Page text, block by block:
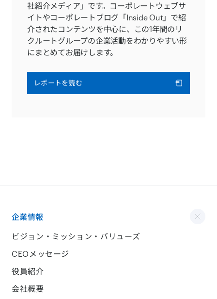
社紹介メディア」です。コーポレートウェブサ
イトやコーポレートブログ「Inside Out」で紹
介されたコンテンツを中心に、この1年間のリ
クルートグループの企業活動をわかりやすい形
にまとめてお届けします。
レポートを読む
企業情報
ビジョン・ミッション・バリューズ
CEOメッセージ
役員紹介
会社概要